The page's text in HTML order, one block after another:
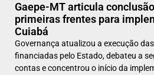
Gaepe-MT articula
primeiras frentes para
Cuiabá
Governança atualizou a execução
financiadas pelo Estado, debateu a
contas e concentrou o início da